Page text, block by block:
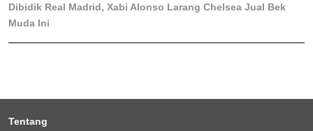
Dibidik Real Madrid, Xabi Alonso Larang Chelsea Jual Bek
Muda Ini
Tentang